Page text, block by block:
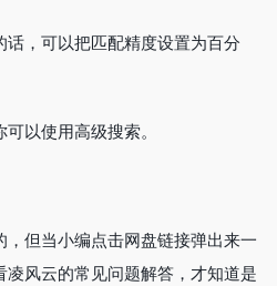
，可以把匹配精度设置为百分
以使用高级搜索。
但当小编点击网盘链接弹出来一
风云的常见问题解答，才知道是